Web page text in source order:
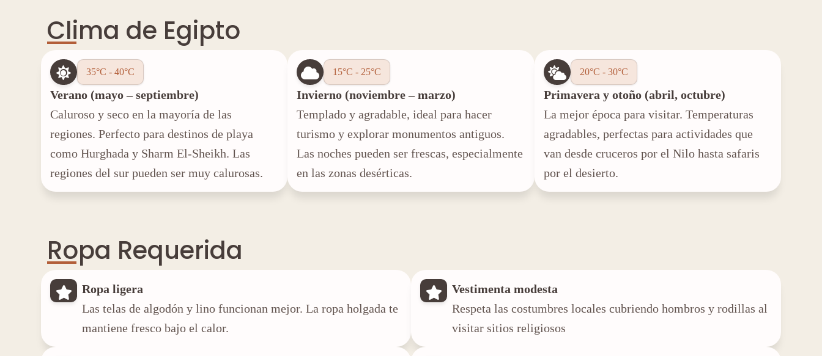
Clima de Egipto
35°C - 40°C
Verano (mayo – septiembre)
Caluroso y seco en la mayoría de las
regiones. Perfecto para destinos de playa
como Hurghada y Sharm El-Sheikh. Las
regiones del sur pueden ser muy calurosas.
15°C - 25°C
Invierno (noviembre – marzo)
Templado y agradable, ideal para hacer
turismo y explorar monumentos antiguos.
Las noches pueden ser frescas, especialmente
en las zonas desérticas.
20°C - 30°C
Primavera y otoño (abril, octubre)
La mejor época para visitar. Temperaturas
agradables, perfectas para actividades que
van desde cruceros por el Nilo hasta safaris
por el desierto.
Ropa Requerida
Ropa ligera
Las telas de algodón y lino funcionan mejor. La ropa holgada te
mantiene fresco bajo el calor.
Vestimenta modesta
Respeta las costumbres locales cubriendo hombros y rodillas al
visitar sitios religiosos